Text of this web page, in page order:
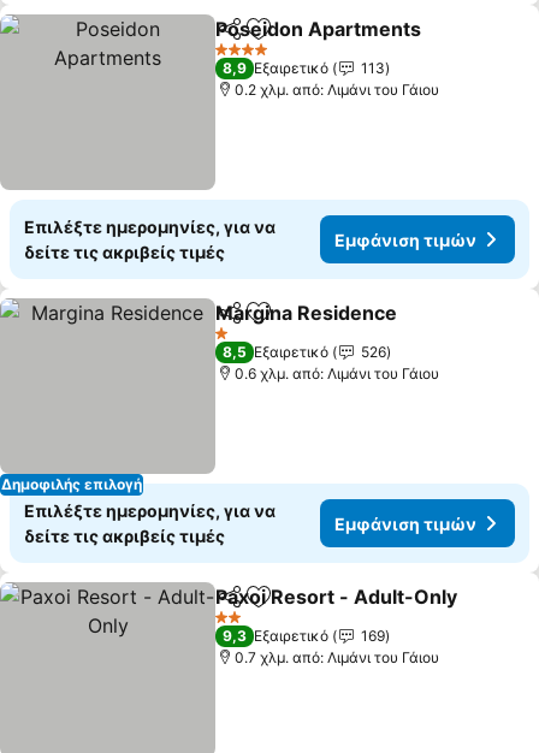
Κοινοποίηση
Προσθήκη στα αγαπημένα
Poseidon Apartments
4 Αστέρια
8,9 Εξαιρετικό
113
0.2 χλμ. από: Λιμάνι του Γάιου
Επιλέξτε ημερομηνίες, για να
δείτε τις ακριβείς τιμές
Εμφάνιση τιμών
Δημοφιλής επιλογή
Κοινοποίηση
Προσθήκη στα αγαπημένα
Margina Residence
1 Αστέρια
8,5 Εξαιρετικό
526
0.6 χλμ. από: Λιμάνι του Γάιου
Επιλέξτε ημερομηνίες, για να
δείτε τις ακριβείς τιμές
Εμφάνιση τιμών
Κοινοποίηση
Προσθήκη στα αγαπημένα
Paxoi Resort - Adult-Only
2 Αστέρια
9,3 Εξαιρετικό
169
0.7 χλμ. από: Λιμάνι του Γάιου